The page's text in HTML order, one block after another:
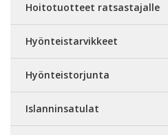
Hoitotuotteet ratsastajalle
Hyönteistarvikkeet
Hyönteistorjunta
Islanninsatulat